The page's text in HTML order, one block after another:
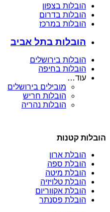
הובלות בצפון
הובלות בדרום
הובלות במרכז
הובלות בתל אביב
הובלות בירושלים
הובלות בחיפה
עוד…
מובילים בירושלים
הובלות חריש
הובלות נהריה
הובלות קטנות
הובלת ארון
הובלת ספה
הובלת מיטה
הובלת טלויזיה
הובלת אקווריום
הובלת פסנתר